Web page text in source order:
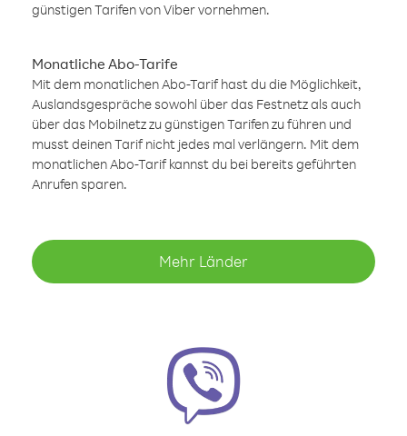
günstigen Tarifen von Viber vornehmen.
Monatliche Abo-Tarife
Mit dem monatlichen Abo-Tarif hast du die Möglichkeit,
Auslandsgespräche sowohl über das Festnetz als auch
über das Mobilnetz zu günstigen Tarifen zu führen und
musst deinen Tarif nicht jedes mal verlängern. Mit dem
monatlichen Abo-Tarif kannst du bei bereits geführten
Anrufen sparen.
Mehr Länder